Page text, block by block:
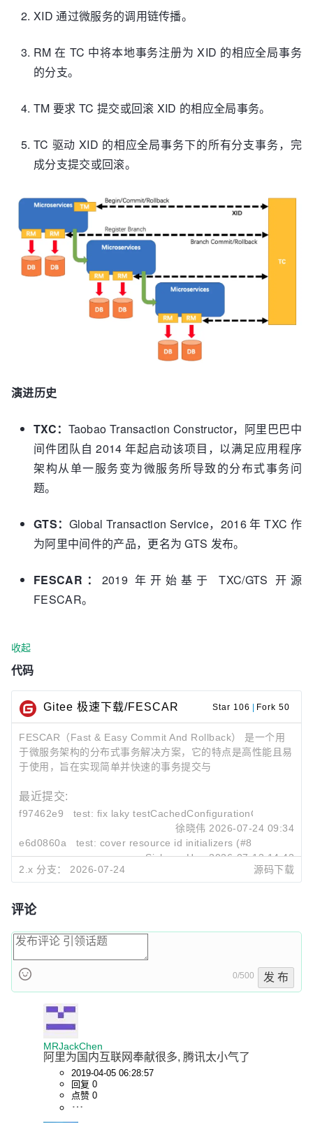
XID 通过微服务的调用链传播。
RM 在 TC 中将本地事务注册为 XID 的相应全局事务
的分支。
TM 要求 TC 提交或回滚 XID 的相应全局事务。
TC 驱动 XID 的相应全局事务下的所有分支事务，完
成分支提交或回滚。
演进历史
TXC： Taobao Transaction Constructor，阿里巴巴中
间件团队自 2014 年起启动该项目，以满足应用程序
架构从单一服务变为微服务所导致的分布式事务问
题。
GTS： Global Transaction Service，2016 年 TXC 作
为阿里中间件的产品，更名为 GTS 发布。
FESCAR： 2019 年开始基于 TXC/GTS 开源
FESCAR。
收起
代码
Gitee 极速下载/FESCAR Star 106 | Fork 50
FESCAR（Fast & Easy Commit And Rollback） 是一个用
于微服务架构的分布式事务解决方案，它的特点是高性能且易
于使用，旨在实现简单并快速的事务提交与
最近提交:
f97462e9
test: fix laky
徐晓伟 2026-07-24 09:34
e6d0860a
test: cover resource id initializers (#8146)
Sicheng Han 2026-07-13 14:42
b57d96c4
feature: console/namingserver: spring-boot
2.x 分支： 2026-07-24 源码下载
评论
0/500 发 布
MRJackChen
阿里为国内互联网奉献很多, 腾讯太小气了
2019-04-05 06:28:57
回复 0
点赞 0